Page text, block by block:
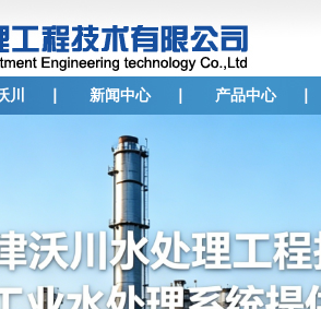
川 新闻中心 产品中心